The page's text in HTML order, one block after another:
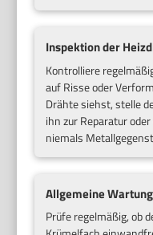
Inspektion der
Kontrolliere
auf Risse oder
Drähte siehst, stelle
ihn zur Reparatur
niemals
Allgemeine Wartung
Prüfe regelmäßig, ob